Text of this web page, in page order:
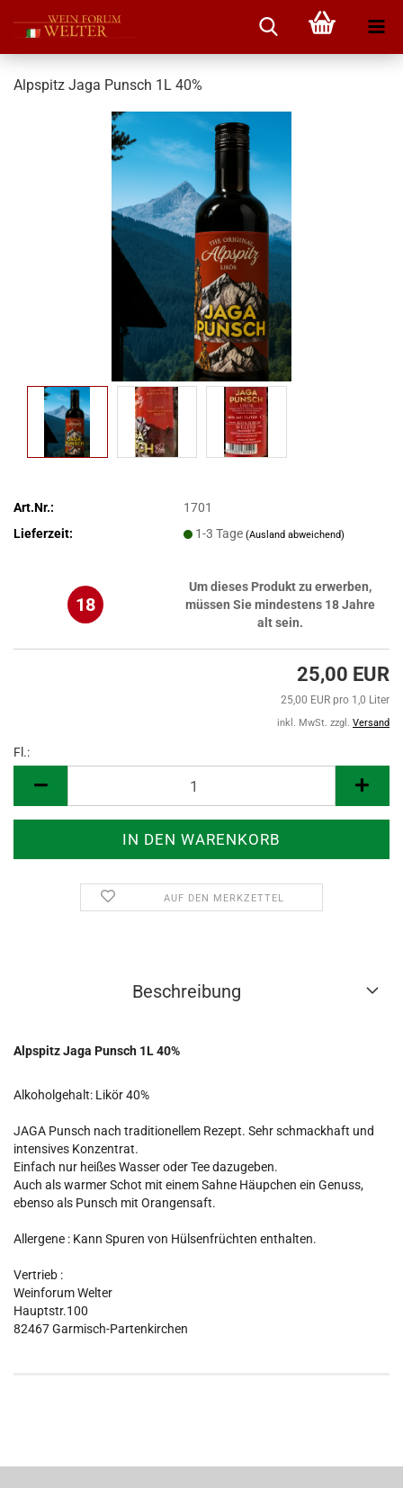
Alpspitz Jaga Punsch 1L 40%
Art.Nr.:
1701
Lieferzeit:
1-3 Tage(Ausland abweichend)
18
Um dieses Produkt zu erwerben,
müssen Sie mindestens 18 Jahre
alt sein.
25,00 EUR
25,00 EUR pro 1,0 Liter
inkl. MwSt. zzgl. Versand
Fl.:
AUF DEN MERKZETTEL
Beschreibung
Alpspitz Jaga Punsch 1L 40%
Alkoholgehalt: Likör 40%
JAGA Punsch nach traditionellem Rezept. Sehr schmackhaft und
intensives Konzentrat.
Einfach nur heißes Wasser oder Tee dazugeben.
Auch als warmer Schot mit einem Sahne Häupchen ein Genuss,
ebenso als Punsch mit Orangensaft.
Allergene : Kann Spuren von Hülsenfrüchten enthalten.
Vertrieb :
Weinforum Welter
Hauptstr.100
82467 Garmisch-Partenkirchen